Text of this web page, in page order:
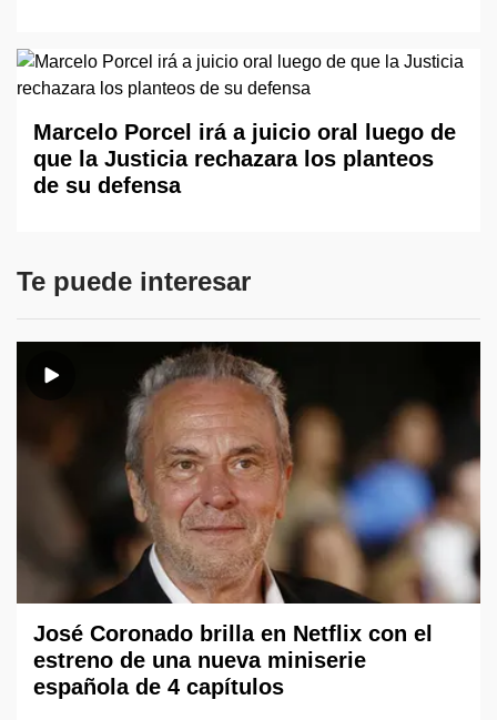
Marcelo Porcel irá a juicio oral luego de
que la Justicia rechazara los planteos
de su defensa
Te puede interesar
José Coronado brilla en Netflix con el
estreno de una nueva miniserie
española de 4 capítulos